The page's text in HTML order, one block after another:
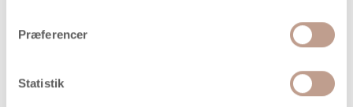
Præferencer
Statistik
Levering: 1-3 hverdage